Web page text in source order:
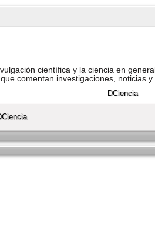
cientí­fica y la ciencia en
comentan investigaciones, noticias y